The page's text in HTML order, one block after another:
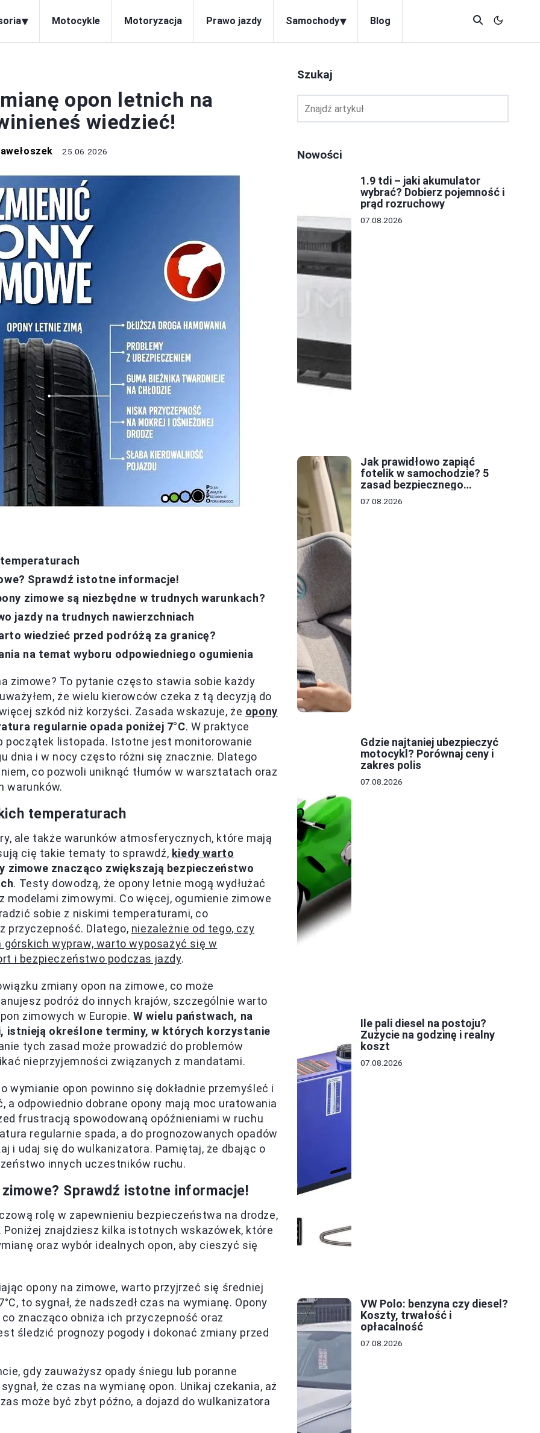
▾ Motocykle Motoryzacja Prawo jazdy Samochody▾ Blog
opon letnich na
wiedzieć!
25.06.2026
Sprawdź istotne informacje!
zimowe są niezbędne w trudnych warunkach?
jazdy na trudnych nawierzchniach
wiedzieć przed podróżą za granicę?
na temat wyboru odpowiedniego ogumienia
zimowe? To pytanie często stawia sobie każdy
że wielu kierowców czeka z tą decyzją do
szkód niż korzyści. Zasada wskazuje, że opony
regularnie opada poniżej 7°C. W praktyce
początek listopada. Istotne jest monitorowanie
dnia i w nocy często różni się znacznie. Dlatego
co pozwoli uniknąć tłumów w warsztatach oraz
warunków.
temperaturach
ale także warunków atmosferycznych, które mają
cię takie tematy to sprawdź, kiedy warto
zimowe znacząco zwiększają bezpieczeństwo
. Testy dowodzą, że opony letnie mogą wydłużać
modelami zimowymi. Co więcej, ogumienie zimowe
sobie z niskimi temperaturami, co
przyczepność. Dlatego, niezależnie od tego, czy
wypraw, warto wyposażyć się w
i bezpieczeństwo podczas jazdy.
zmiany opon na zimowe, co może
podróż do innych krajów, szczególnie warto
zimowych w Europie.W wielu państwach, na
istnieją określone terminy, w których korzystanie
tych zasad może prowadzić do problemów
nieprzyjemności związanych z mandatami.
wymianie opon powinno się dokładnie przemyśleć i
odpowiednio dobrane opony mają moc uratowania
frustracją spowodowaną opóźnieniami w ruchu
regularnie spada, a do prognozowanych opadów
i udaj się do wulkanizatora. Pamiętaj, że dbając o
innych uczestników ruchu.
Sprawdź istotne informacje!
rolę w zapewnieniu bezpieczeństwa na drodze,
znajdziesz kilka istotnych wskazówek, które
oraz wybór idealnych opon, aby cieszyć się
opony na zimowe, warto przyjrzeć się średniej
to sygnał, że nadszedł czas na wymianę. Opony
znacząco obniża ich przyczepność oraz
śledzić prognozy pogody i dokonać zmiany przed
gdy zauważysz opady śniegu lub poranne
że czas na wymianę opon. Unikaj czekania, aż
może być zbyt późno, a dojazd do wulkanizatora
Szukaj
Nowości
1.9 tdi – jaki akumulator
wybrać? Dobierz pojemność i
prąd rozruchowy
07.08.2026
Jak prawidłowo zapiąć
fotelik w samochodzie? 5
zasad bezpiecznego
montażu
07.08.2026
Gdzie najtaniej ubezpieczyć
motocykl? Porównaj ceny i
zakres polis
07.08.2026
Ile pali diesel na postoju?
Zużycie na godzinę i realny
koszt
07.08.2026
VW Polo: benzyna czy diesel?
Koszty, trwałość i
opłacalność
07.08.2026